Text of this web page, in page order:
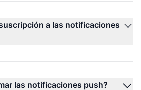
a las notificaciones
las notificaciones push?